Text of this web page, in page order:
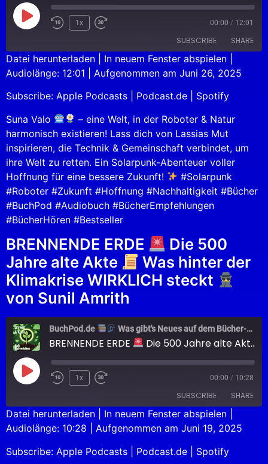
1x 00:00 / 12:01
SUBSCRIBE SHARE
Apple Podcasts Podcast.de
Spotify
RSS FEED
SHARE
LINK
EMBED
Datei herunterladen In neuem Fenster abspielen
Audiolänge: 12:01
Aufgenommen am Juni 26, 2025
Subscribe: Apple Podcasts Podcast.de
Spotify
Suna Valo
– eine Welt, in der Roboter & Natur
harmonisch existieren! Lass dich von Lassias Mut
inspirieren, die Technik & Gemeinschaft verbindet, um
ihre Welt zu retten. Ein Solarpunk-Abenteuer voller
Hoffnung für eine bessere Zukunft!
#Solarpunk
#Roboter #Zukunft #Hoffnung #Nachhaltigkeit #Bücher
#BuchPod #Audiobuch #BücherEmpfehlungen
#BücherHören #Bestseller
BRENNENDE ERDE
Die 500
Jahre alte Akte
Was hinter der
Klimakrise WIRKLICH steckt
von Sunil Amrith
BuchPod.de Was gibt's Neues auf dem Bücher-Markt?
BRENNENDE ERDE Die 500 Jahre alte Akte
1x 00:00 / 10:28
SUBSCRIBE SHARE
Apple Podcasts Podcast.de
Spotify
SHARE
LINK
Datei herunterladen In neuem Fenster abspielen
Audiolänge: 10:28
Aufgenommen am Juni 19, 2025
Subscribe: Apple Podcasts Podcast.de
Spotify